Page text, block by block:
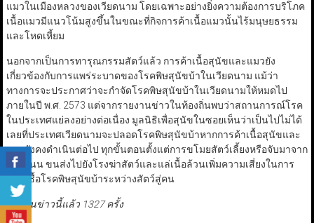
แมวในเมืองหลวงของเวียดนาม โดยเฉพาะอย่างยิ่งความต้องการบริโภค
เนื้อแมวมีแนวโน้มสูงขึ้นในขณะที่กิจการค้าเนื้อแมวนั้นไร้มนุษยธรรม
และโหดเหี้ยม
นอกจากเป็นการทารุณกรรมสัตว์แล้ว การค้าเนื้อสุนัขและแมวยัง
เกี่ยวข้องกับการแพร่ระบาดของโรคพิษสุนัขบ้าในเวียดนาม แม้ว่า
ทางการจะประกาศว่าจะกำจัดโรคพิษสุนัขบ้าในเวียดนามให้หมดไป
ภายในปี พ.ศ. 2573 แต่จากรายงานข่าวในท้องถิ่นพบว่าสถานการณ์โรค
ในประเทศแย่ลงอย่างต่อเนื่อง มูลนิธิเพื่อสุนัขในซอยเห็นว่าเป็นไปไม่ได้
เลยที่ประเทศเวียดนามจะปลอดโรคพิษสุนัขบ้าหากการค้าเนื้อสุนัขและ
แมวยังคงดำเนินต่อไป ทุกขั้นตอนตั้งแต่การขโมยสัตว์เลี้ยงหรือจับมาจาก
ข้างถนน ขนส่งไปยังโรงฆ่าสัตว์และแล่เนื้อล้วนเพิ่มความเสี่ยงในการ
แพร่เชื้อโรคพิษสุนัขบ้าระหว่างสัตว์สู่คน
มีผู้อ่านข่าวนี้แล้ว 1327 ครั้ง